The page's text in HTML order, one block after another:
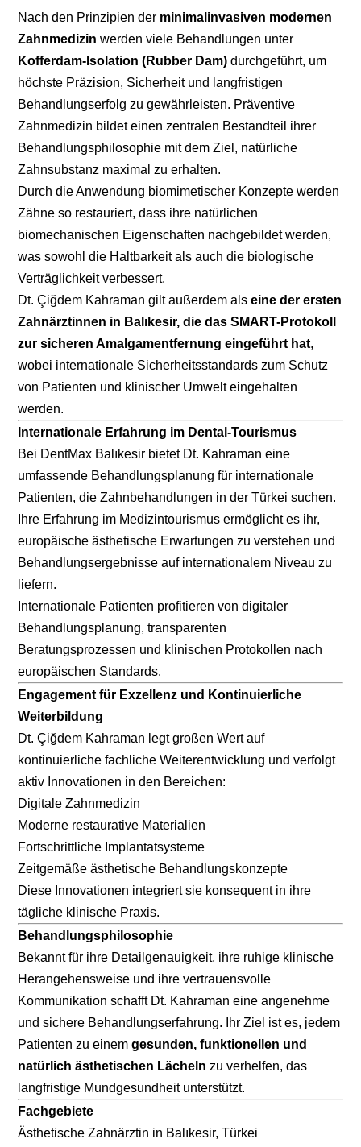
Facebook Weiter
Mit Benutzer
fortfahren
Nach den Prinzipien der minimalinvasiven modernen
Zahnmedizin werden viele Behandlungen unter
Kofferdam-Isolation (Rubber Dam) durchgeführt, um
höchste Präzision, Sicherheit und langfristigen
Behandlungserfolg zu gewährleisten. Präventive
Zahnmedizin bildet einen zentralen Bestandteil ihrer
Behandlungsphilosophie mit dem Ziel, natürliche
Zahnsubstanz maximal zu erhalten.
Durch die Anwendung biomimetischer Konzepte werden
Zähne so restauriert, dass ihre natürlichen
biomechanischen Eigenschaften nachgebildet werden,
was sowohl die Haltbarkeit als auch die biologische
Verträglichkeit verbessert.
Dt. Çiğdem Kahraman gilt außerdem alseine der ersten
Zahnärztinnen in Balıkesir, die das SMART-Protokoll
zur sicheren Amalgamentfernung eingeführt hat,
wobei internationale Sicherheitsstandards zum Schutz
von Patienten und klinischer Umwelt eingehalten
werden.
Internationale Erfahrung im Dental-Tourismus
Bei DentMax Balıkesir bietet Dt. Kahraman eine
umfassende Behandlungsplanung für internationale
Patienten, die Zahnbehandlungen in der Türkei suchen.
Ihre Erfahrung im Medizintourismus ermöglicht es ihr,
europäische ästhetische Erwartungen zu verstehen und
Behandlungsergebnisse auf internationalem Niveau zu
liefern.
Internationale Patienten profitieren von digitaler
Behandlungsplanung, transparenten
Beratungsprozessen und klinischen Protokollen nach
europäischen Standards.
Engagement für Exzellenz und Kontinuierliche
Weiterbildung
Dt. Çiğdem Kahraman legt großen Wert auf
kontinuierliche fachliche Weiterentwicklung und verfolgt
aktiv Innovationen in den Bereichen:
Digitale Zahnmedizin
Moderne restaurative Materialien
Fortschrittliche Implantatsysteme
Zeitgemäße ästhetische Behandlungskonzepte
Diese Innovationen integriert sie konsequent in ihre
tägliche klinische Praxis.
Behandlungsphilosophie
Bekannt für ihre Detailgenauigkeit, ihre ruhige klinische
Herangehensweise und ihre vertrauensvolle
Kommunikation schafft Dt. Kahraman eine angenehme
und sichere Behandlungserfahrung. Ihr Ziel ist es, jedem
Patienten zu einemgesunden, funktionellen und
natürlich ästhetischen Lächeln zu verhelfen, das
langfristige Mundgesundheit unterstützt.
Fachgebiete
Ästhetische Zahnärztin in Balıkesir, Türkei